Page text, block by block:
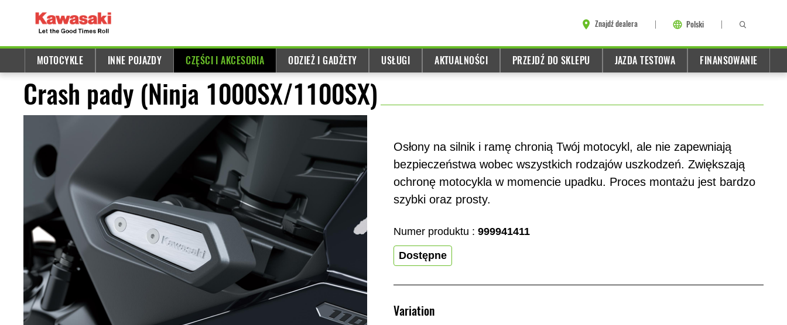
Znajdź dealera Polski
MOTOCYKLE INNE POJAZDY CZĘŚCI I AKCESORIA ODZIEŻ I GADŻETY USŁUGI AKTUALNOŚCI PRZEJDŹ DO SKLEPU JAZDA TESTOWA FINANSOWANIE
Crash pady (Ninja 1000SX/1100SX)
Osłony na silnik i ramę chronią Twój motocykl, ale nie zapewniają
bezpieczeństwa wobec wszystkich rodzajów uszkodzeń. Zwiększają
ochronę motocykla w momencie upadku. Proces montażu jest bardzo
szybki oraz prosty.
Numer produktu : 999941411
Dostępne
Variation